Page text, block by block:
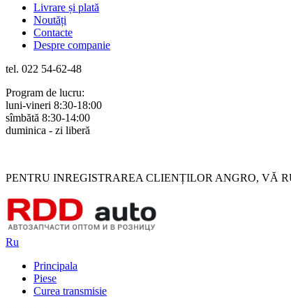
Livrare și plată
Noutăți
Contacte
Despre companie
tel. 022 54-62-48
Program de lucru:
luni-vineri 8:30-18:00
sîmbătă 8:30-14:00
duminica - zi liberă
PENTRU INREGISTRAREA CLIENȚILOR ANGRO, VĂ
Ru
Principala
Piese
Curea transmisie